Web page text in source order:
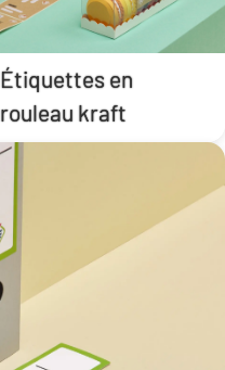
Étiquettes en
rouleau kraft